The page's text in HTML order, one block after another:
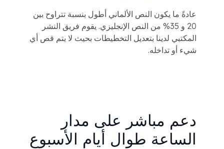
عادةً ما يكون النص الألماني أطول بنسبة تتراوح بين
20 و 35% من النص الإنجليزي. يقوم فريق النشر
المكتبي لدينا بتعديل التخطيطات بحيث لا يتم قص أي
شيء أو تداخله.
دعم مباشر على مدار
الساعة طوال أيام الأسبوع